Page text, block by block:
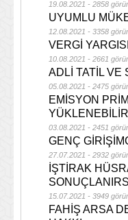
19.08.2021 - 2858
UYUMLU
12.08.2021 - 3358
VERGİ
10.08.2021 - 2661
ADLİ TATİL VE
05.08.2021 - 2475
EMİSYON
03.08.2021 - 2451
GENÇ
27.07.2021 - 2932
İŞTİRAK
15.07.2021 - 3949
FAHİŞ ARSA